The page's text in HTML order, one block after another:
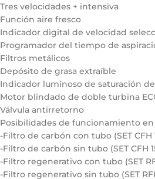
Tres velocidades + intensiva
Función aire fresco
Indicador digital de velocidad
Programador del tiempo de
Filtros metálicos
Depósito de grasa extraíble
Indicador luminoso de saturación
Motor blindado de doble turbina
Válvula antirretorno
Posibilidades de funcionamiento
-Filtro de carbón con tubo (SET CFH
-Filtro de carbón sin tubo (SET CFH
-Filtro regenerativo con tubo (SET
-Filtro regenerativo sin tubo (SET